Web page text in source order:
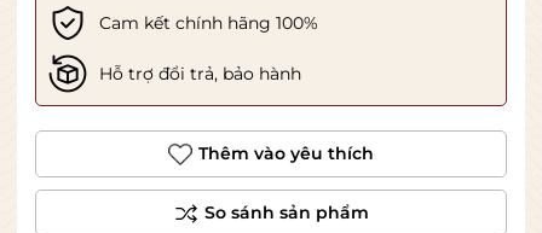
Cam kết chính hãng 100%
Hỗ trợ đổi trả, bảo hành
Thêm vào yêu thích